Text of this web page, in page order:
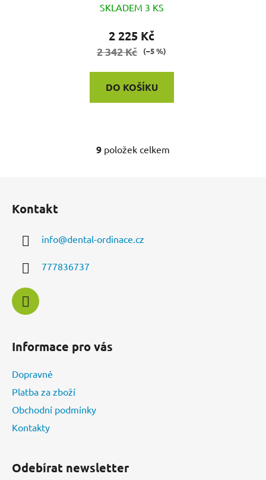
SKLADEM 3 KS
2 225 Kč
2 342 Kč (–5 %)
DO KOŠÍKU
O
í
9 položek celkem
Kontakt
info@dental-ordinace.cz
777836737
Informace pro vás
Dopravné
Platba za zboží
Obchodní podmínky
Kontakty
Odebírat newsletter